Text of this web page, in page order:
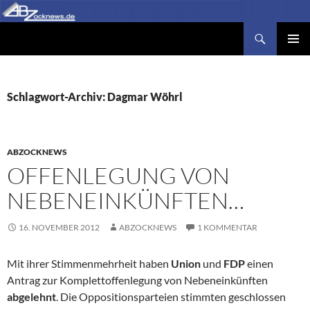
Zum
Inhalt
Schlagwort-Archiv: Dagmar Wöhrl
ABZOCKNEWS
OFFENLEGUNG VON
NEBENEINKÜNFTEN…
16. NOVEMBER 2012 ABZOCKNEWS 1 KOMMENTAR
Mit ihrer Stimmenmehrheit haben Union und FDPeinen
Antrag zur Komplettoffenlegung von Nebeneinkünften
abgelehnt. Die Oppositionsparteien stimmten geschlossen